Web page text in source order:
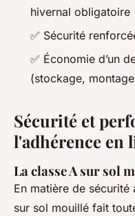
hivernal obligatoire
✅ Sécurité
✅ Économie d’un
(stockage,
Sécurité et
l'adhérence en
La classe A sur sol
En matière de sécurité
sur sol mouillé fait